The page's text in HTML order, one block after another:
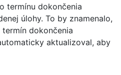
termínu dokončenia
úlohy. To by znamenalo,
termín dokončenia
aktualizoval, aby